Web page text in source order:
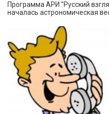
Программа АРИ "Русский
началась астрономическая